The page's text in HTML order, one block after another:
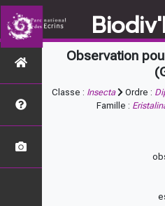
Observation
Classe : Insecta Ordre :
Famille :